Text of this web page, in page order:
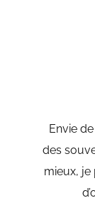
Envie
des
mieux, je